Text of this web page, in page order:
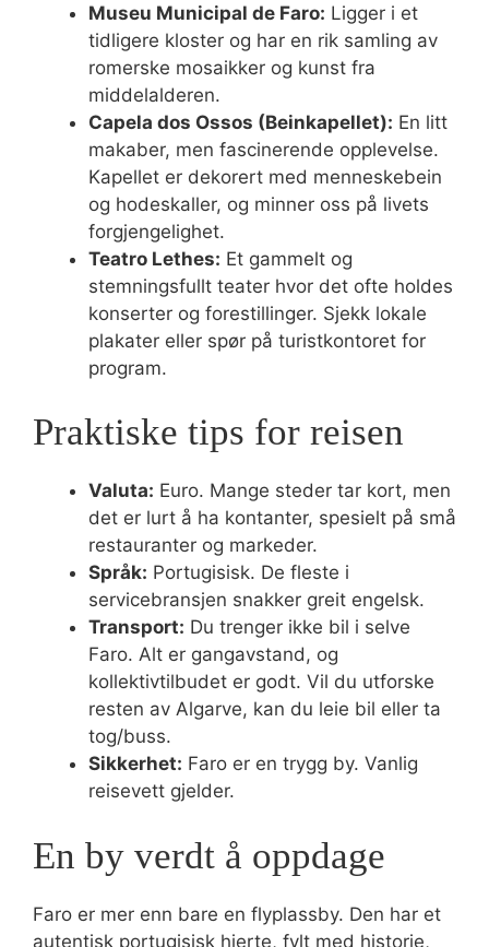
Museu Municipal de Faro: Ligger i et
tidligere kloster og har en rik samling av
romerske mosaikker og kunst fra
middelalderen.
Capela dos Ossos (Beinkapellet): En litt
makaber, men fascinerende opplevelse.
Kapellet er dekorert med menneskebein
og hodeskaller, og minner oss på livets
forgjengelighet.
Teatro Lethes: Et gammelt og
stemningsfullt teater hvor det ofte holdes
konserter og forestillinger. Sjekk lokale
plakater eller spør på turistkontoret for
program.
Praktiske tips for reisen
Valuta: Euro. Mange steder tar kort, men
det er lurt å ha kontanter, spesielt på små
restauranter og markeder.
Språk: Portugisisk. De fleste i
servicebransjen snakker greit engelsk.
Transport: Du trenger ikke bil i selve
Faro. Alt er gangavstand, og
kollektivtilbudet er godt. Vil du utforske
resten av Algarve, kan du leie bil eller ta
tog/buss.
Sikkerhet: Faro er en trygg by. Vanlig
reisevett gjelder.
En by verdt å oppdage
Faro er mer enn bare en flyplassby. Den har et
autentisk portugisisk hjerte, fylt med historie,